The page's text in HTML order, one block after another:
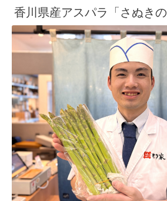
香川県産アスパラ「さぬきの